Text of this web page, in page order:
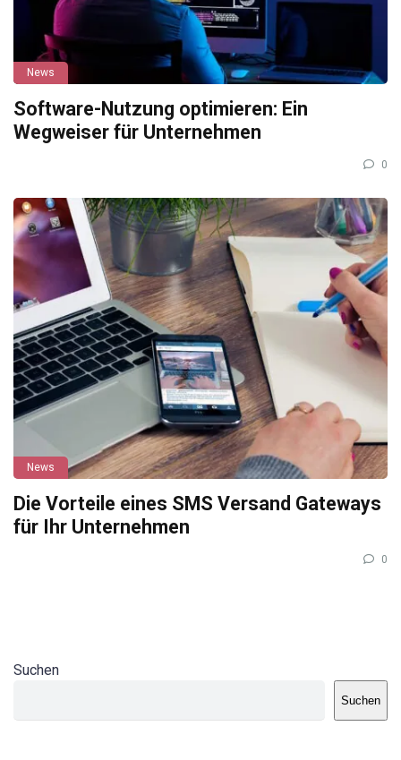
News
Software-Nutzung optimieren: Ein
Wegweiser für Unternehmen
0
News
Die Vorteile eines SMS Versand Gateways
für Ihr Unternehmen
0
Suchen
Suchen